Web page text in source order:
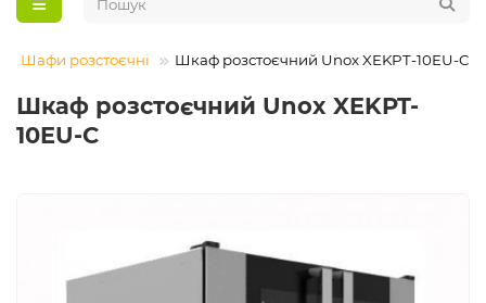
Шафи розстоєчні Шкаф розстоєчний Unox XEKPT-10EU-C
Шкаф розстоєчний Unox XEKPT-
10EU-C